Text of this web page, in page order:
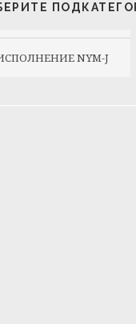
NYM-J